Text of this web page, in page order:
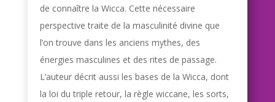
de connaître la Wicca. Cette nécessaire
perspective traite de la masculinité divine que
l’on trouve dans les anciens mythes, des
énergies masculines et des rites de passage.
L’auteur décrit aussi les bases de la Wicca, dont
la loi du triple retour, la règle wiccane, les sorts,